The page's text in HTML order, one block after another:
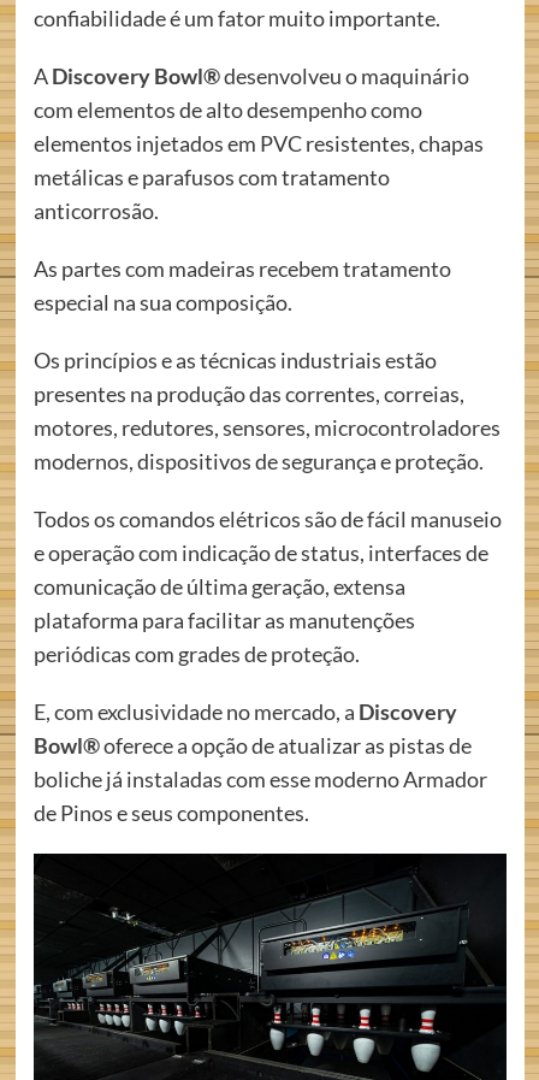
confiabilidade é um fator muito importante.
ADiscovery Bowl®desenvolveu o maquinário
com elementos de alto desempenho como
elementos injetados em PVC resistentes, chapas
metálicas e parafusos com tratamento
anticorrosão.
As partes com madeiras recebem tratamento
especial na sua composição.
Os princípios e as técnicas industriais estão
presentes na produção das correntes, correias,
motores, redutores, sensores, microcontroladores
modernos, dispositivos de segurança e proteção.
Todos os comandos elétricos são de fácil manuseio
e operação com indicação de status, interfaces de
comunicação de última geração, extensa
plataforma para facilitar as manutenções
periódicas com grades de proteção.
E, com exclusividade no mercado, a Discovery
Bowl®oferece a opção de atualizar as pistas de
boliche já instaladas com esse moderno Armador
de Pinos e seus componentes.